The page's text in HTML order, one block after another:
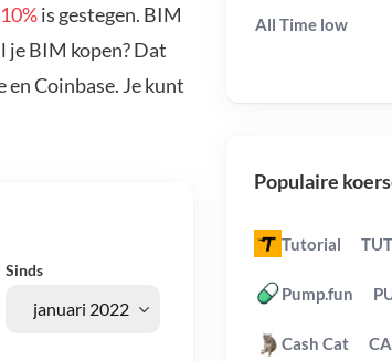
is gestegen. BIM
je BIM kopen? Dat
Coinbase. Je kunt
Sinds
All Time low
Populaire
Tutorial TUT
Pump.fun
Cash Cat